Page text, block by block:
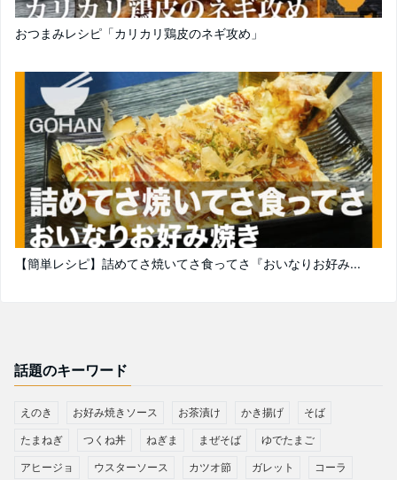
おつまみレシピ「カリカリ鶏皮のネギ攻め」
【簡単レシピ】詰めてさ焼いてさ食ってさ『おいなりお好み...
話題のキーワード
えのき お好み焼きソース お茶漬け かき揚げ そば
たまねぎ つくね丼 ねぎま まぜそば ゆでたまご
アヒージョ ウスターソース カツオ節 ガレット コーラ